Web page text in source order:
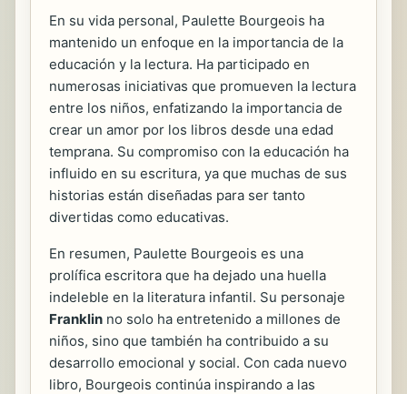
En su vida personal, Paulette Bourgeois ha
mantenido un enfoque en la importancia de la
educación y la lectura. Ha participado en
numerosas iniciativas que promueven la lectura
entre los niños, enfatizando la importancia de
crear un amor por los libros desde una edad
temprana. Su compromiso con la educación ha
influido en su escritura, ya que muchas de sus
historias están diseñadas para ser tanto
divertidas como educativas.
En resumen, Paulette Bourgeois es una
prolífica escritora que ha dejado una huella
indeleble en la literatura infantil. Su personaje
Franklin no solo ha entretenido a millones de
niños, sino que también ha contribuido a su
desarrollo emocional y social. Con cada nuevo
libro, Bourgeois continúa inspirando a las